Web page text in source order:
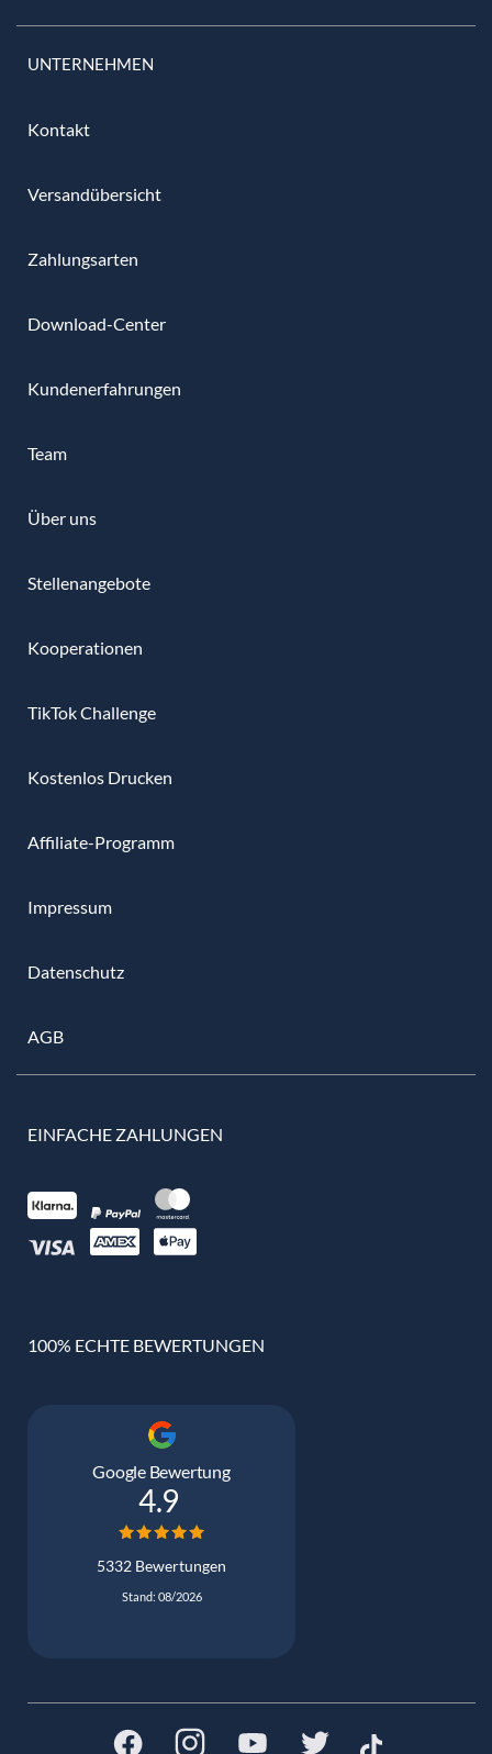
UNTERNEHMEN
Kontakt
Versandübersicht
Zahlungsarten
Download-Center
Kundenerfahrungen
Team
Über uns
Stellenangebote
Kooperationen
TikTok Challenge
Kostenlos Drucken
Affiliate-Programm
Impressum
Datenschutz
AGB
EINFACHE ZAHLUNGEN
100% ECHTE BEWERTUNGEN
Google Bewertung
4.9
5332 Bewertungen
Stand: 08/2026